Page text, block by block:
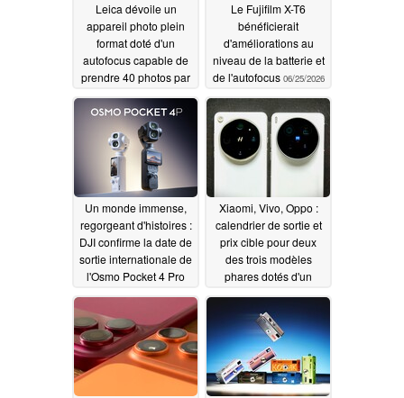
Leica dévoile un
appareil photo plein
format doté d'un
autofocus capable de
prendre 40 photos par
d'enregistrer des
vidéos 8K en mode «
open-gate »06/25/2026
Le Fujifilm X-T6
bénéficierait
d'améliorations au
niveau de la batterie et
de l'autofocus 06/25/2026
Un monde immense,
regorgeant d'histoires :
DJI confirme la date de
sortie internationale de
l'Osmo Pocket 4 Pro
06/24/2026
Xiaomi, Vivo, Oppo :
calendrier de sortie et
prix cible pour deux
des trois modèles
phares dotés d'un
gamme prévus pour
202706/18/2026